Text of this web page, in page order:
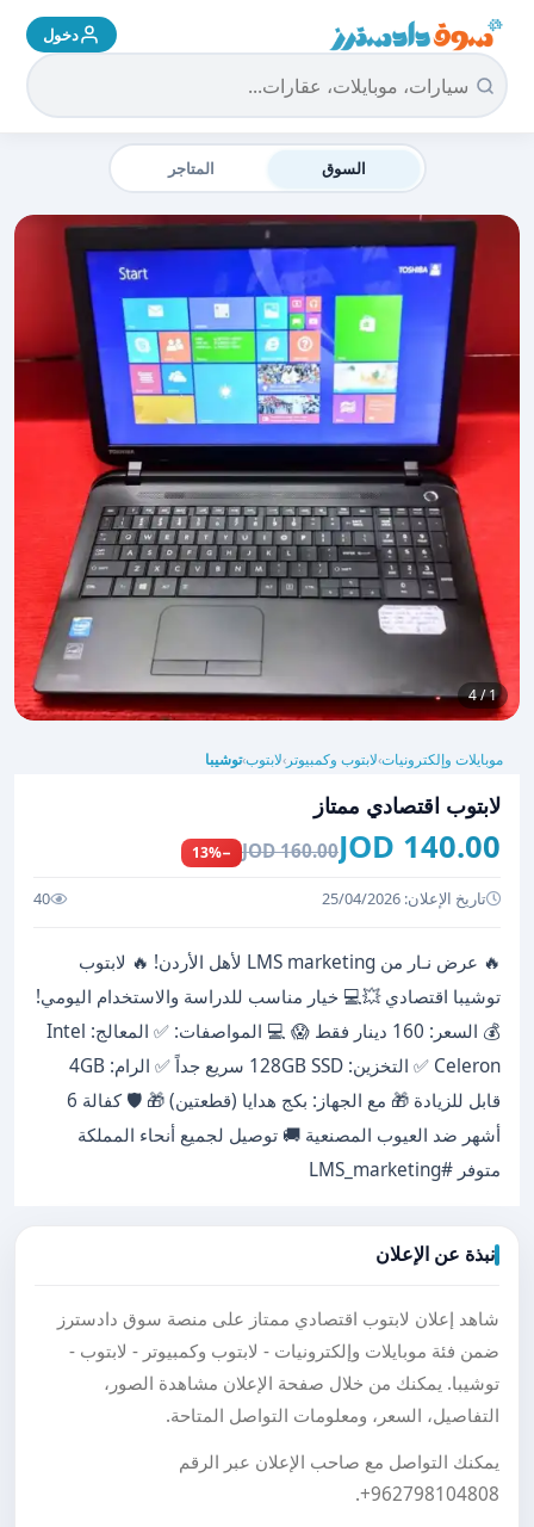
سوق دادسترز الرئيسية دخول
السوق المتاجر
1 / 4
موبايلات وإلكترونيات›لابتوب وكمبيوتر ›لابتوب›توشيبا
لابتوب اقتصادي ممتاز
140.00 JOD
160.00 JOD
−13%
تاريخ الإعلان: 25/04/2026 40
🔥 عرض نـار من LMS marketing لأهل الأردن! 🔥 لابتوب
توشيبا اقتصادي 💥💻 خيار مناسب للدراسة والاستخدام اليومي!
💰 السعر: 160 دينار فقط 😱 💻 المواصفات: ✅ المعالج: Intel
Celeron ✅ التخزين: 128GB SSD سريع جداً ✅ الرام: 4GB
قابل للزيادة 🎁 مع الجهاز: بكج هدايا (قطعتين) 🎁 🛡️ كفالة 6
أشهر ضد العيوب المصنعية 🚚 توصيل لجميع أنحاء المملكة
متوفر #LMS_marketing
نبذة عن الإعلان
شاهد إعلان لابتوب اقتصادي ممتاز على منصة سوق دادسترز
ضمن فئة موبايلات وإلكترونيات - لابتوب وكمبيوتر - لابتوب -
توشيبا. يمكنك من خلال صفحة الإعلان مشاهدة الصور،
التفاصيل، السعر، ومعلومات التواصل المتاحة.
يمكنك التواصل مع صاحب الإعلان عبر الرقم
+962798104808
.